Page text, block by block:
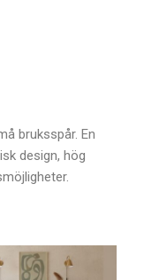
bruksspår. En
design, hög